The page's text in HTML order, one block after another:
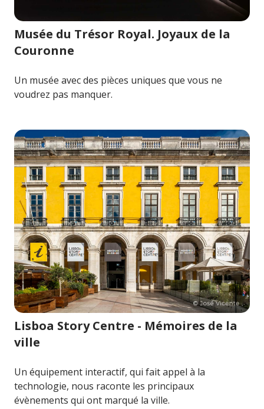
Image pour Musée du Trésor Royal. Joyaux de la
Musée du Trésor Royal. Joyaux de la
Couronne
Un musée avec des pièces uniques que vous ne
voudrez pas manquer.
Image pour Lisboa Story Centre - Mémoires de la ville
Lisboa Story Centre - Mémoires de la
ville
Un équipement interactif, qui fait appel à la
technologie, nous raconte les principaux
évènements qui ont marqué la ville.